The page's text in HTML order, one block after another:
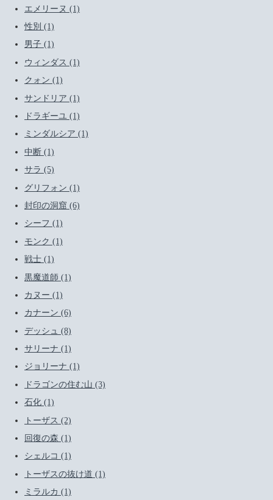
エメリーヌ (1)
性別 (1)
男子 (1)
ウィンダス (1)
クォン (1)
サンドリア (1)
ドラギーユ (1)
ミンダルシア (1)
中断 (1)
サラ (5)
グリフォン (1)
封印の洞窟 (6)
シーフ (1)
モンク (1)
戦士 (1)
黒魔道師 (1)
カヌー (1)
カナーン (6)
デッシュ (8)
サリーナ (1)
ジョリーナ (1)
ドラゴンの住む山 (3)
石化 (1)
トーザス (2)
回復の森 (1)
シェルコ (1)
トーザスの抜け道 (1)
ミラルカ (1)